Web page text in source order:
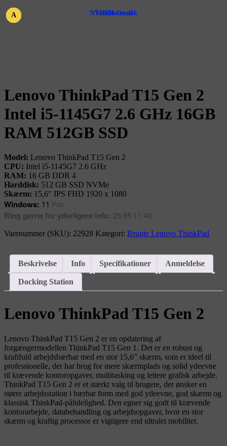
Lenovo ThinkPad T15 Gen 2
Intel i5-1145G7 2.6 GHz 16GB
RAM 512GB SSD
Model: Lenovo ThinkPad T15 Gen 2
CPU: Intel i5-1145G7 2.6 GHz
RAM: 16 GB DDR 4
Harddisk: 512 GB SSD NVMe
Skærm: 15,6″ IPS FHD 1920 x 1080
Windows: 11 Pro
Ring gerne for yderligere info: 25 85 11 40
Varenummer (SKU): 22928 Kategori: Brugte Lenovo ThinkPad
Beskrivelse Info Specifikationer Anmeldelse
Docking Station
Lenovo ThinkPad T15 Gen 2
Lenovo ThinkPad T15 Gen 2 er en opdatering af
forgængermodellen ThinkPad T15 Gen 1. Det er en robust og
kraftfuld arbejdsbærbar med en stor 15,6” skærm, som er ideel til
professionelle, der har brug for mere skærmplads og solid ydeevne
til krævende kontoropgaver, multitasking og lettere grafisk arbejde.
ThinkPad T15 Gen 2 er et stærkt valg til brugere, der ønsker en
større arbejdsstation i bærbar form med god ydeevne, god skærm og
klassisk ThinkPad-pålidelighed. Den egner sig godt til krævende
kontorarbejde, databehandling og arbejdsopgaver, hvor en stor
skærm og kraftig processor er vigtigere end ultralet mobilitet.
A
A
A
A Touchscreen
A NVIDIA Grafik
A